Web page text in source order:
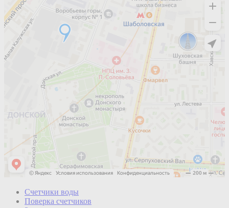
Счетчики воды
Поверка счетчиков